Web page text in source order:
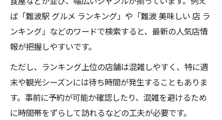
ば「難波駅 グルメ ランキング」や「難波 美味しい 店 ラ
ンキング」などのワードで検索すると、最新の人気店情
報が把握しやすいです。
ただし、ランキング上位の店舗は混雑しやすく、特に週
末や観光シーズンには待ち時間が発生することもありま
す。事前に予約が可能か確認したり、混雑を避けるため
に時間帯をずらして訪れるなどの工夫が必要です。